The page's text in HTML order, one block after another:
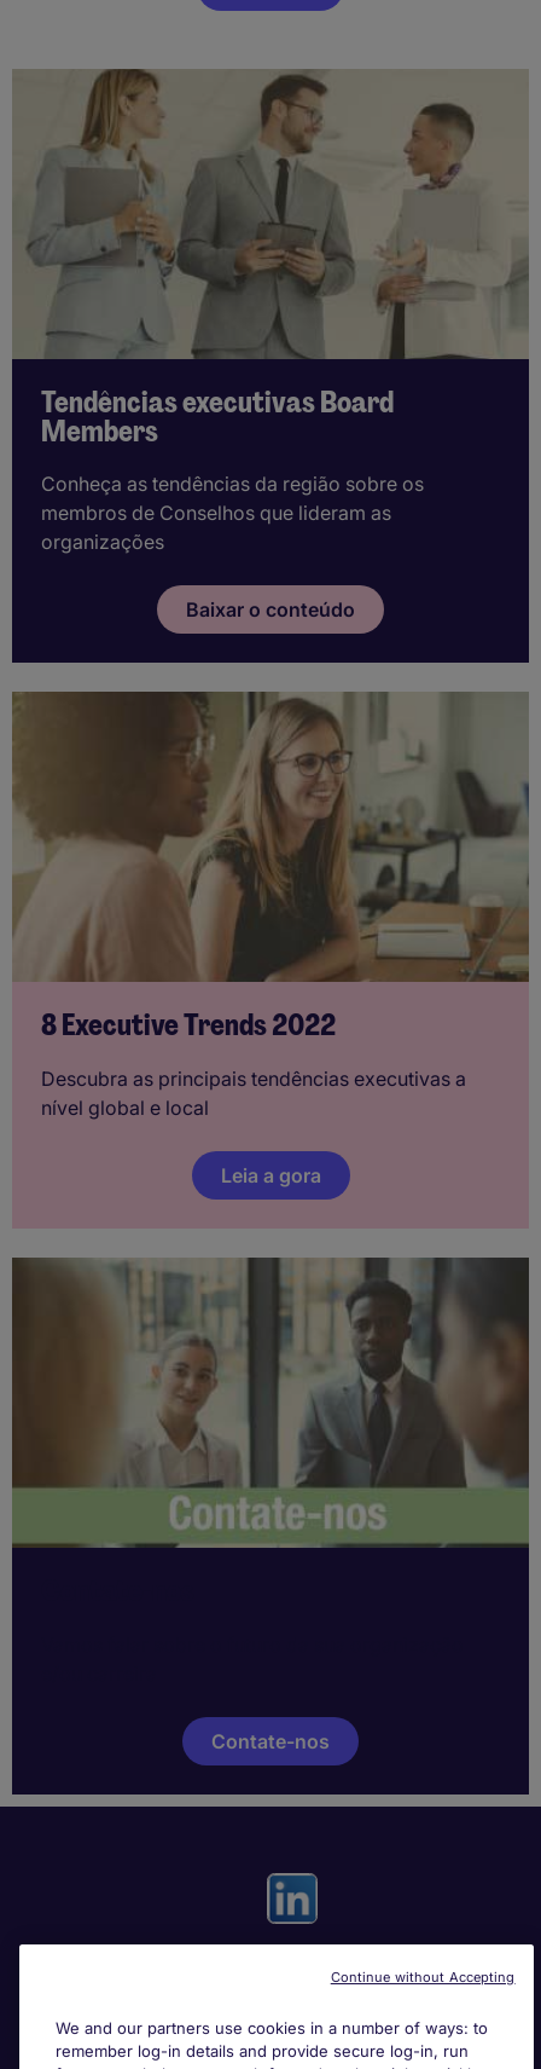
Tendências executivas Board
Members
Conheça as tendências da região sobre os
membros de Conselhos que lideram as
organizações
Baixar o conteúdo
8 Executive Trends 2022
Descubra as principais tendências executivas a
nível global e local
Leia a gora
Contate-nos
Search for jobs
We and our partners use cookies in a number of ways: to
remember log-in details and provide secure log-in, run
Continue without Accepting